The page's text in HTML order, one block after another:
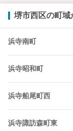
堺市西区の町
浜寺南町
浜寺昭和町
浜寺船尾町西
浜寺諏訪森町東